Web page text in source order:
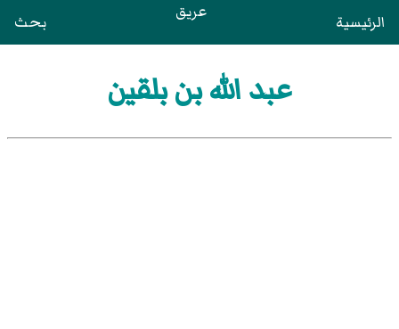
الرئيسية عريق بحث
عبد الله بن بلقين